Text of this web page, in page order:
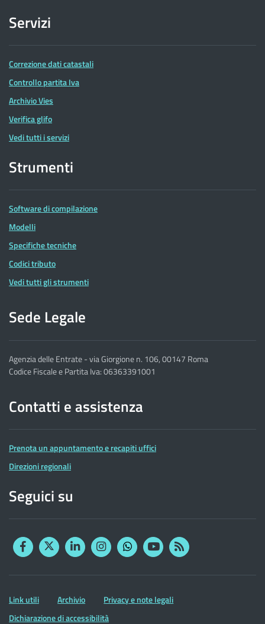
Servizi
Correzione dati catastali
Controllo partita Iva
Archivio Vies
Verifica glifo
Vedi tutti i servizi
Strumenti
Software di compilazione
Modelli
Specifiche tecniche
Codici tributo
Vedi tutti gli strumenti
Sede Legale
Agenzia delle Entrate - via Giorgione n. 106, 00147 Roma
Codice Fiscale e Partita Iva: 06363391001
Contatti e assistenza
Prenota un appuntamento e recapiti uffici
Direzioni regionali
Seguici su
FacebookTwitterLinkedinInstagram
YouTubeRSS
Altre
informazioni
Link utili Archivio
Privacy e note legali
Dichiarazione di accessibilità